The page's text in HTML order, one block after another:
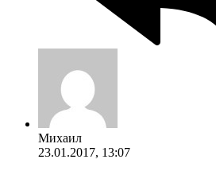
Михаил
23.01.2017, 13:07